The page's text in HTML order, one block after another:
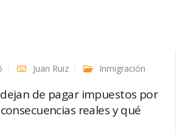
Juan Ruiz Inmigración
de pagar impuestos por
reales y qué